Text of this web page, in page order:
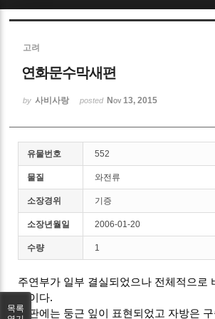
고려
연화문수막새편
by 사비사랑 posted Nov 13, 2015
유물번호 552
물질 와전류
소장경위 기증
소장년월일 2006-01-20
수량 1
주연부가 일부 결실되었으나 전체적으로
태이다.
화판에는 둥근 잎이 표현되었고 자방은
목록
Sketchbook5, 스케치북5
Sketchbook5, 스케